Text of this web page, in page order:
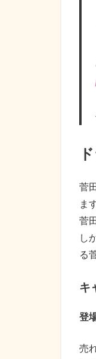
菅
ま
菅
し
る
キ
登
売